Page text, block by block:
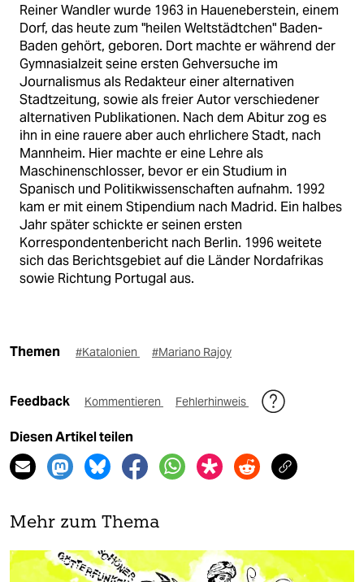
Reiner Wandler wurde 1963 in Haueneberstein, einem
Dorf, das heute zum "heilen Weltstädtchen" Baden-
Baden gehört, geboren. Dort machte er während der
Gymnasialzeit seine ersten Gehversuche im
Journalismus als Redakteur einer alternativen
Stadtzeitung, sowie als freier Autor verschiedener
alternativen Publikationen. Nach dem Abitur zog es
ihn in eine rauere aber auch ehrlichere Stadt, nach
Mannheim. Hier machte er eine Lehre als
Maschinenschlosser, bevor er ein Studium in
Spanisch und Politikwissenschaften aufnahm. 1992
kam er mit einem Stipendium nach Madrid. Ein halbes
Jahr später schickte er seinen ersten
Korrespondentenbericht nach Berlin. 1996 weitete
sich das Berichtsgebiet auf die Länder Nordafrikas
sowie Richtung Portugal aus.
Themen #Katalonien #Mariano Rajoy
Feedback Kommentieren Fehlerhinweis
Diesen Artikel teilen
Mehr zum Thema